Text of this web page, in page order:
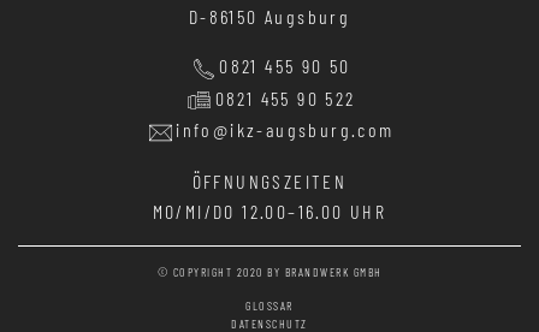
D-86150 Augsburg
0821 455 90 50
0821 455 90 522
info@ikz-augsburg.com
ÖFFNUNGSZEITEN
MO/MI/DO 12.00–16.00 UHR
© COPYRIGHT 2020 BY BRANDWERK GMBH
GLOSSAR
DATENSCHUTZ